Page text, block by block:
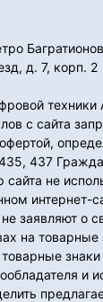
д. 7, корп.
техники
с сайта
437
сайта не
интернет-
заявляют о
на товарные
и